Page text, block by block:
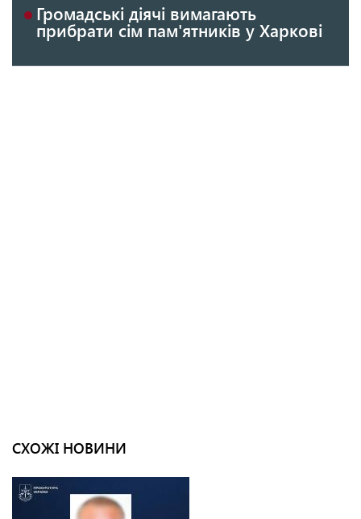
Громадські діячі вимагають
прибрати сім пам'ятників у Харкові
СХОЖІ НОВИНИ